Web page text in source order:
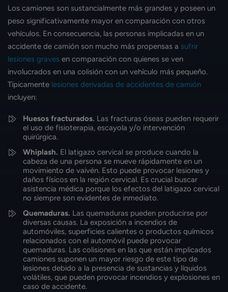
Los camiones son sustancialmente más grandes y poseen un
peso significativamente mayor en comparación con otros
vehículos. En consecuencia, las personas implicadas en un
accidente de camión son mucho más propensas a sufrir
lesiones graves en comparación con quienes se ven
involucrados en una colisión con un vehículo más pequeño.
Típicamente lesiones derivadas de accidentes de camión
incluyen:
Huesos fracturados. Las fracturas óseas pueden requerir
el uso de fisioterapia, escayola y/o intervención
quirúrgica.
Whiplash. El latigazo cervical se produce cuando la
cabeza de una persona se mueve rápidamente en un
movimiento de vaivén. Esto puede provocar lesiones y
daños físicos en la región cervical. Es crucial buscar
asistencia médica porque los efectos del latigazo cervical
no siempre son evidentes de inmediato.
Quemaduras. Las quemaduras pueden producirse por
diversas causas. La exposición a incendios de
automóviles, superficies calientes o productos químicos
relacionados con el automóvil puede provocar
quemaduras. Las colisiones en las que están implicados
camiones suponen un mayor riesgo de este tipo de
lesiones debido a la presencia de sustancias y líquidos
volátiles, que pueden provocar incendios y explosiones en
caso de accidente.